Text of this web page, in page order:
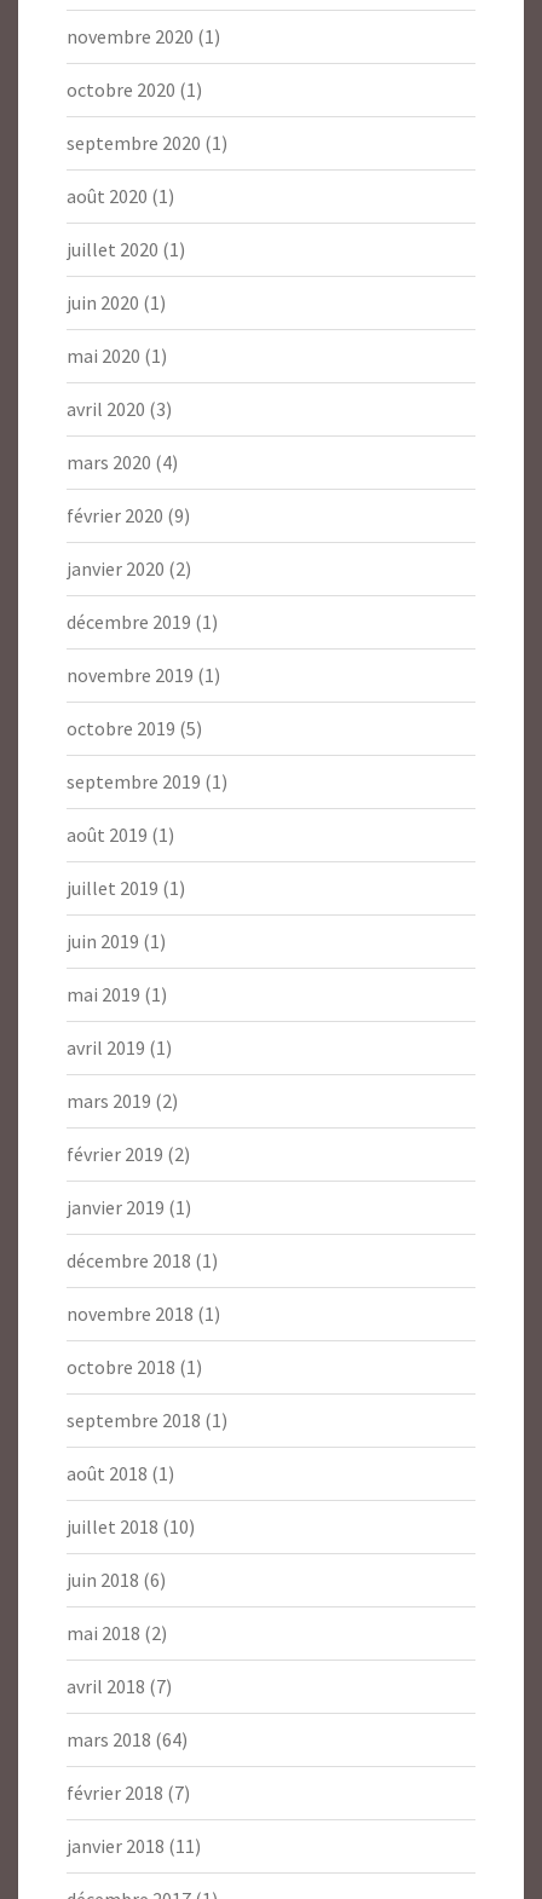
novembre 2020 (1)
octobre 2020 (1)
septembre 2020 (1)
août 2020 (1)
juillet 2020 (1)
juin 2020 (1)
mai 2020 (1)
avril 2020 (3)
mars 2020 (4)
février 2020 (9)
janvier 2020 (2)
décembre 2019 (1)
novembre 2019 (1)
octobre 2019 (5)
septembre 2019 (1)
août 2019 (1)
juillet 2019 (1)
juin 2019 (1)
mai 2019 (1)
avril 2019 (1)
mars 2019 (2)
février 2019 (2)
janvier 2019 (1)
décembre 2018 (1)
novembre 2018 (1)
octobre 2018 (1)
septembre 2018 (1)
août 2018 (1)
juillet 2018 (10)
juin 2018 (6)
mai 2018 (2)
avril 2018 (7)
mars 2018 (64)
février 2018 (7)
janvier 2018 (11)